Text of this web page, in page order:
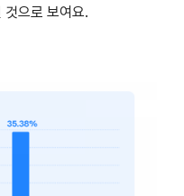
것으로 보여요.